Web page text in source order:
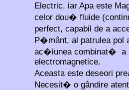
Electric, iar Apa este
celor dou� fluide
perfect, capabil de a
P�mânt, al patrulea pol
ac�iunea combinat�
electromagnetice.
Aceasta este deseori
Necesit� o gândire